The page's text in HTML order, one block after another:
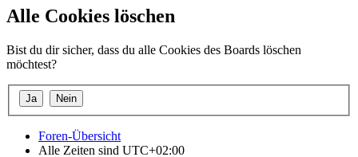
Alle Cookies löschen
Bist du dir sicher, dass du alle Cookies des Boards löschen
möchtest?
Foren-Übersicht
Alle Zeiten sind UTC+02:00